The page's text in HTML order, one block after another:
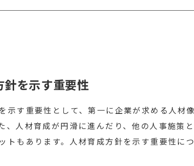
針を示す重要性
示す重要性として、第一に企業が求める人材
、人材育成が円滑に進んだり、他の人事施策
トもあります。人材育成方針を示す重要性に